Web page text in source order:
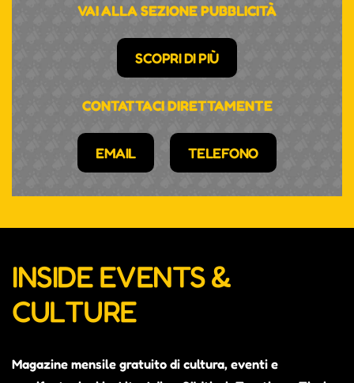
VAI ALLA SEZIONE PUBBLICITÀ
SCOPRI DI PIÙ
CONTATTACI DIRETTAMENTE
EMAIL TELEFONO
INSIDE EVENTS &
CULTURE
Magazine mensile gratuito di cultura, eventi e